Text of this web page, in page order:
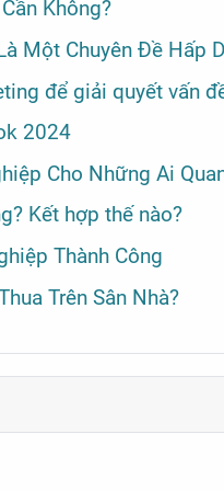
Không?
Một Chuyên Đề Hấp
để giải quyết vấn
2024
Cho Những Ai
Kết hợp thế nào?
Thành Công
Trên Sân Nhà?